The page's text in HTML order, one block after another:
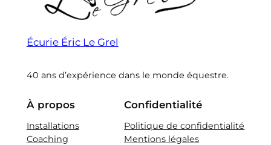
Écurie Éric Le Grel
40 ans d’expérience dans le monde équestre.
À propos
Installations
Coaching
Confidentialité
Politique de confidentialité
Mentions légales